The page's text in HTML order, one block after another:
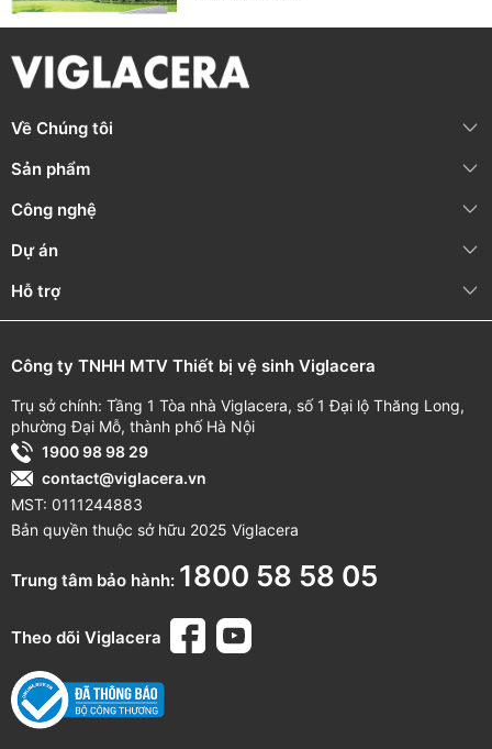
Về Chúng tôi
Sản phẩm
Công nghệ
Dự án
Hỗ trợ
Công ty TNHH MTV Thiết bị vệ sinh Viglacera
Trụ sở chính: Tầng 1 Tòa nhà Viglacera, số 1 Đại lộ Thăng Long,
phường Đại Mỗ, thành phố Hà Nội
1900 98 98 29
contact@viglacera.vn
MST: 0111244883
Bản quyền thuộc sở hữu 2025 Viglacera
Trung tâm bảo hành: 1800 58 58 05
Theo dõi Viglacera